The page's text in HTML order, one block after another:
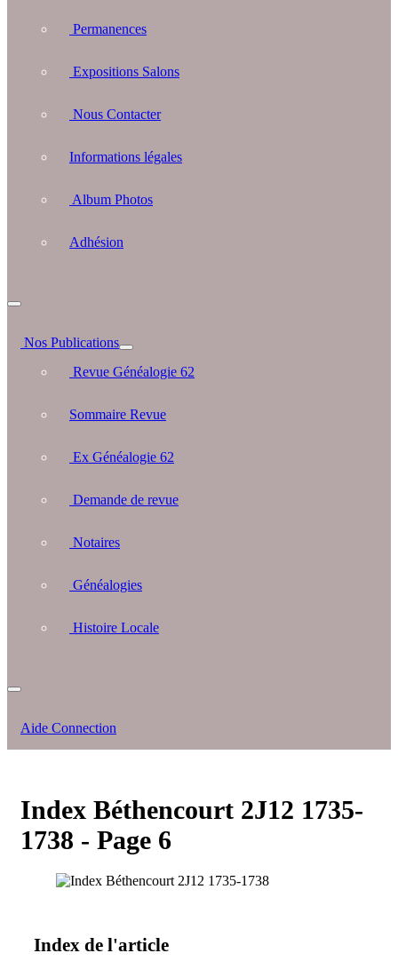
Permanences
Expositions Salons
Nous Contacter
Informations légales
Album Photos
Adhésion
Nos Publications
Revue Généalogie 62
Sommaire Revue
Ex Généalogie 62
Demande de revue
Notaires
Généalogies
Histoire Locale
Aide Connection
Index Béthencourt 2J12 1735-
1738 - Page 6
Index de l'article